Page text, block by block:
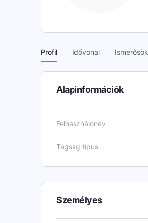
Profil Idővonal Ismerősök
Alapinformációk
Felhasználónév
Tagság típus
Személyes